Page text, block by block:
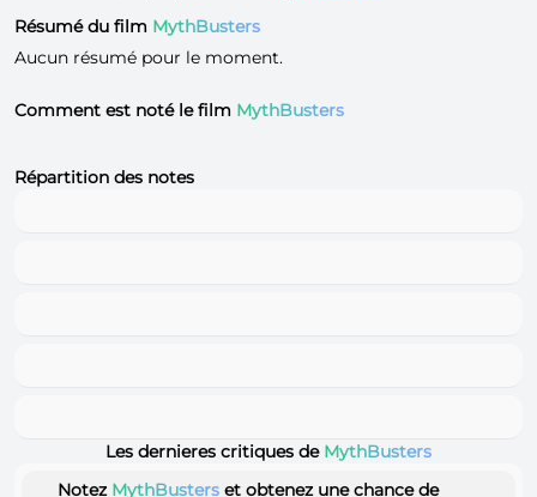
Résumé du film MythBusters
Aucun résumé pour le moment.
Comment est noté le film MythBusters
Répartition des notes
Les dernieres critiques de MythBusters
Notez MythBusters et obtenez une chance de